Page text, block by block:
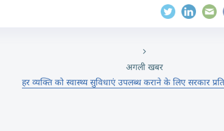
अगली खबर
हर व्यक्ति को स्वास्थ्य सुविधाएं उपलब्ध कराने के लिए सरकार